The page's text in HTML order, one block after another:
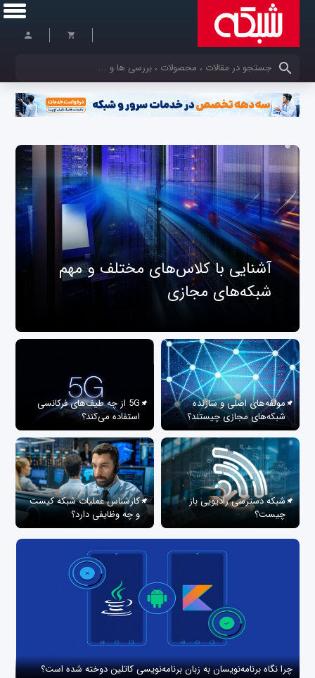
کلمات کلیدی خود را وارد کنید
آشنایی با کلاس‌های مختلف و مهم
شبکه‌های مجازی
مولفه‌های اصلی و سازنده
شبکه‌های مجازی چیستند؟
5G از چه طیف‌های فرکانسی
استفاده می‌کند؟
شبکه دسترسی رادیویی باز
چیست؟
کارشناس عملیات شبکه کیست
و چه وظایفی دارد؟
چرا نگاه برنامه‌نویسان به زبان برنامه‌نویسی کاتلین دوخته شده است؟